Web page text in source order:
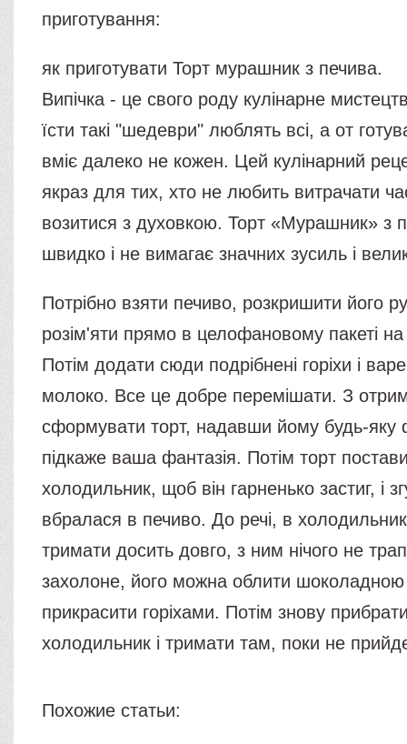
приготування:
як приготувати Торт мурашник з печива.
Випічка - це свого роду кулінарне
їсти такі "шедеври" люблять всі, а от
вміє далеко не кожен. Цей кулінарний
якраз для тих, хто не любить витрачати
возитися з духовкою. Торт «Мурашник» з
швидко і не вимагає значних зусиль і
Потрібно взяти печиво, розкришити його
розім'яти прямо в целофановому пакеті
Потім додати сюди подрібнені горіхи і
молоко. Все це добре перемішати. З
сформувати торт, надавши йому будь-яку
підкаже ваша фантазія. Потім торт
холодильник, щоб він гарненько застиг, і
вбралася в печиво. До речі, в
тримати досить довго, з ним нічого не
захолоне, його можна облити
прикрасити горіхами. Потім знову
холодильник і тримати там, поки не
Похожие статьи: